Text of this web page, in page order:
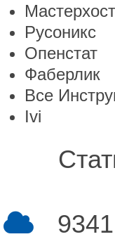
Мастерхост
Русоникс
Опенстат
Фаберлик
Все
Ivi